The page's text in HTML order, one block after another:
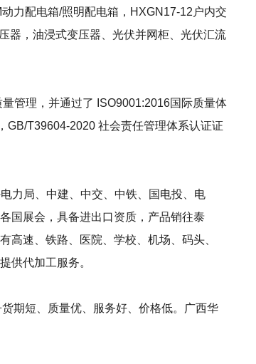
力配电箱/照明配电箱，HXGN17-12户内交
器，油浸式变压器、光伏并网柜、光伏汇流
管理，并通过了 ISO9001:2016国际质量体
GB/T39604-2020 社会责任管理体系认证证
力局、中建、中交、中铁、国电投、电
国展会，具备进出口资质，产品销往泰
高速、铁路、医院、学校、机场、码头、
供代加工服务。
期短、质量优、服务好、价格低。广西华